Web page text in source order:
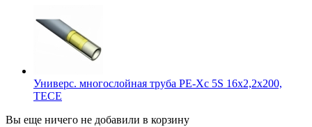
Универс. многослойная труба PE-Xc 5S 16x2,2x200,
TECE
Вы еще ничего не добавили в корзину